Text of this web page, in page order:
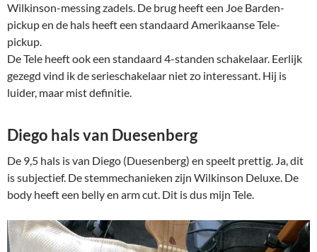
Wilkinson-messing zadels. De brug heeft een Joe Barden-
pickup en de hals heeft een standaard Amerikaanse Tele-
pickup.
De Tele heeft ook een standaard 4-standen schakelaar. Eerlijk
gezegd vind ik de serieschakelaar niet zo interessant. Hij is
luider, maar mist definitie.
Diego hals van Duesenberg
De 9,5 hals is van Diego (Duesenberg) en speelt prettig. Ja, dit
is subjectief. De stemmechanieken zijn Wilkinson Deluxe. De
body heeft een belly en arm cut. Dit is dus mijn Tele.